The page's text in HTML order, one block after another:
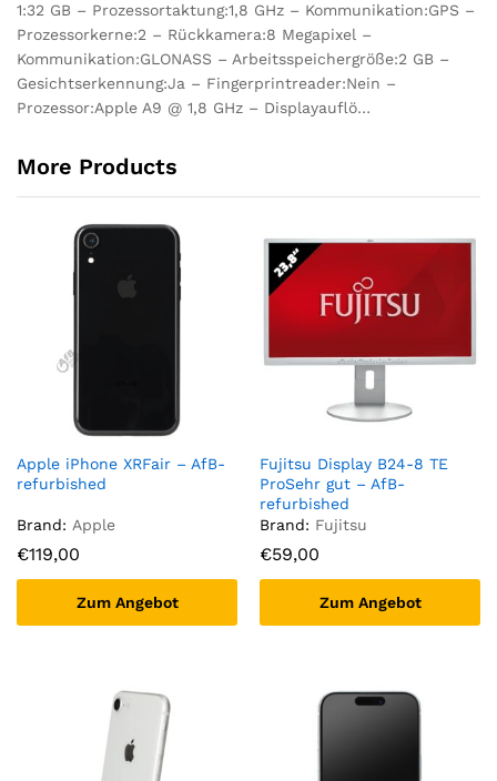
1:32 GB – Prozessortaktung:1,8 GHz – Kommunikation:GPS –
Prozessorkerne:2 – Rückkamera:8 Megapixel –
Kommunikation:GLONASS – Arbeitsspeichergröße:2 GB –
Gesichtserkennung:Ja – Fingerprintreader:Nein –
Prozessor:Apple A9 @ 1,8 GHz – Displayauflö…
More Products
Apple iPhone XRFair – AfB-
refurbished
Brand: Apple
€119,00
Zum Angebot
Fujitsu Display B24-8 TE
ProSehr gut – AfB-
refurbished
Brand: Fujitsu
€59,00
Zum Angebot